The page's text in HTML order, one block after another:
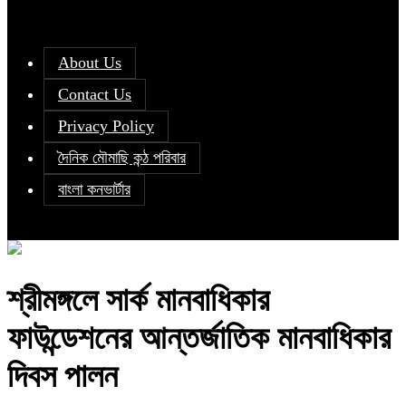
About Us
Contact Us
Privacy Policy
দৈনিক মৌমাছি কন্ঠ পরিবার
বাংলা কনভার্টার
শ্রীমঙ্গলে সার্ক মানবাধিকার
ফাউন্ডেশনের আন্তর্জাতিক মানবাধিকার
দিবস পালন